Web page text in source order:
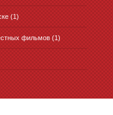
(1)
фильмов (1)